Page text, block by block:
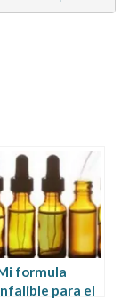
formula
para el